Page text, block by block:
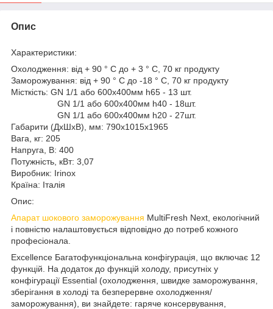
Опис
Характеристики:
Охолодження: від + 90 ° C до + 3 ° С, 70 кг продукту
Заморожування: від + 90 ° C до -18 ° С, 70 кг продукту
Місткість: GN 1/1 або 600х400мм h65 - 13 шт.
GN 1/1 або 600х400мм h40 - 18шт.
GN 1/1 або 600х400мм h20 - 27шт.
Габарити (ДхШхВ), мм: 790x1015x1965
Вага, кг: 205
Напруга, В: 400
Потужність, кВт: 3,07
Виробник: Irinox
Країна: Італія
Опис:
Апарат шокового заморожування MultiFresh Next, екологічний
і повністю налаштовується відповідно до потреб кожного
професіонала.
Excellence Багатофункціональна конфігурація, що включає 12
функцій. На додаток до функцій холоду, присутніх у
конфігурації Essential (охолодження, швидке заморожування,
зберігання в холоді та безперервне охолодження/
заморожування), ви знайдете: гаряче консервування,